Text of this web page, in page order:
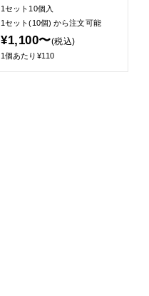
1セット10個入
1セット(10個)から注文可能
¥1,100〜(税込)
1個あたり¥110